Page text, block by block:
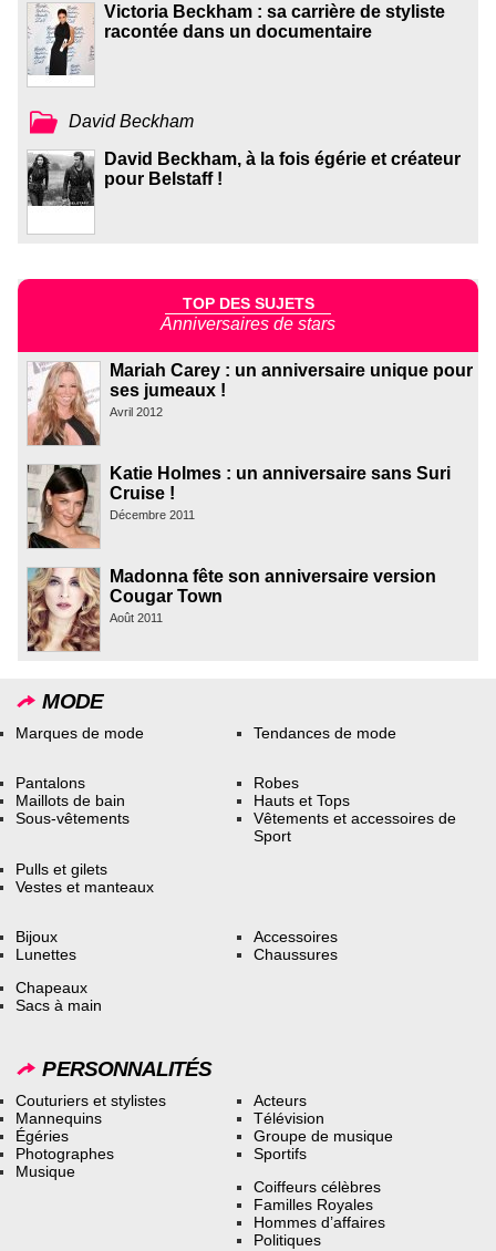
Victoria Beckham : sa carrière de styliste
racontée dans un documentaire
David Beckham
David Beckham, à la fois égérie et créateur
pour Belstaff !
TOP DES SUJETS
Anniversaires de stars
Mariah Carey : un anniversaire unique pour
ses jumeaux !
Avril 2012
Katie Holmes : un anniversaire sans Suri
Cruise !
Décembre 2011
Madonna fête son anniversaire version
Cougar Town
Août 2011
MODE
Marques de mode Tendances de mode
Pantalons
Maillots de bain
Sous-vêtements
Robes
Hauts et Tops
Vêtements et accessoires de
Sport
Pulls et gilets
Vestes et manteaux
Bijoux
Lunettes
Accessoires
Chaussures
Chapeaux
Sacs à main
PERSONNALITÉS
Couturiers et stylistes
Mannequins
Égéries
Photographes
Musique
Acteurs
Télévision
Groupe de musique
Sportifs
Coiffeurs célèbres
Familles Royales
Hommes d’affaires
Politiques